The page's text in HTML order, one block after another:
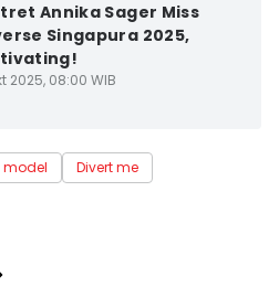
Annika Sager Miss
Singapura 2025,
2025, 08:00 WIB
model Divert me